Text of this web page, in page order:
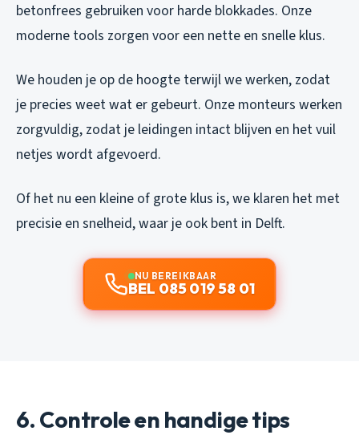
betonfrees gebruiken voor harde blokkades. Onze
moderne tools zorgen voor een nette en snelle klus.
We houden je op de hoogte terwijl we werken, zodat
je precies weet wat er gebeurt. Onze monteurs werken
zorgvuldig, zodat je leidingen intact blijven en het vuil
netjes wordt afgevoerd.
Of het nu een kleine of grote klus is, we klaren het met
precisie en snelheid, waar je ook bent in Delft.
NU BEREIKBAAR
BEL 085 019 58 01
6. Controle en handige tips